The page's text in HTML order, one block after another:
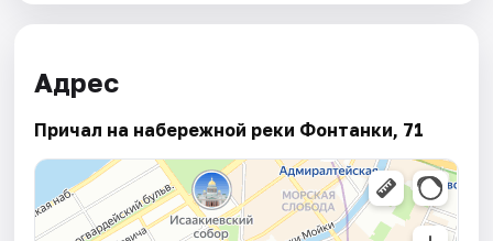
Адрес
Причал на набережной реки Фонтанки, 71